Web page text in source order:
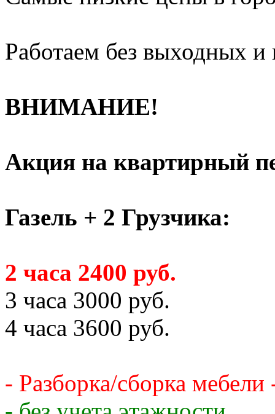
Работаем без выходных и
ВНИМАНИЕ!
Акция на квартирный
Газель + 2 Грузчика:
2 часа 2400 руб.
3 часа 3000 руб.
4 часа 3600 руб.
- Разборка/сборка мебели